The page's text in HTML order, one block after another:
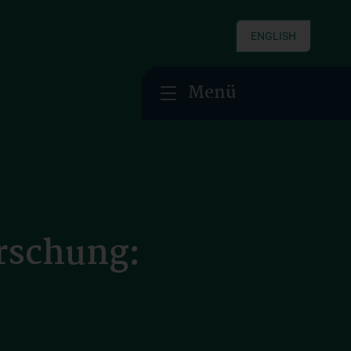
ENGLISH
Menü